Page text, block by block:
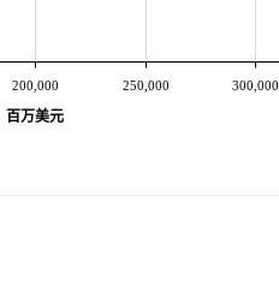
200,000 250,000 300,000
百万美元